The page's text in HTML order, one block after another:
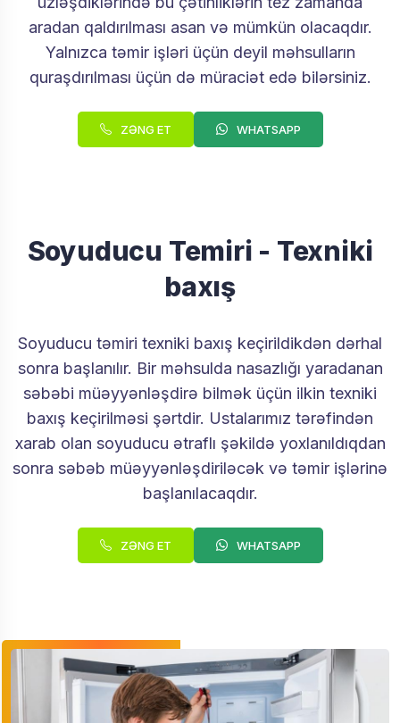
aradan qaldırılması asan və mümkün olacaqdır.
Yalnızca təmir işləri üçün deyil məhsulların
quraşdırılması üçün də müraciət edə bilərsiniz.
ZƏNG ET WHATSAPP
Soyuducu Temiri - Texniki
baxış
Soyuducu təmiri texniki baxış keçirildikdən dərhal
sonra başlanılır. Bir məhsulda nasazlığı yaradanan
səbəbi müəyyənləşdirə bilmək üçün ilkin texniki
baxış keçirilməsi şərtdir. Ustalarımız tərəfindən
xarab olan soyuducu ətraflı şəkildə yoxlanıldıqdan
sonra səbəb müəyyənləşdiriləcək və təmir işlərinə
başlanılacaqdır.
ZƏNG ET WHATSAPP